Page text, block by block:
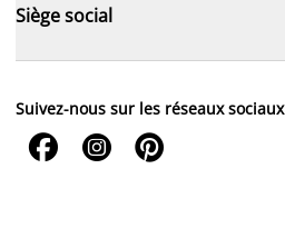
Siège social
Suivez-nous sur les réseaux sociaux
  